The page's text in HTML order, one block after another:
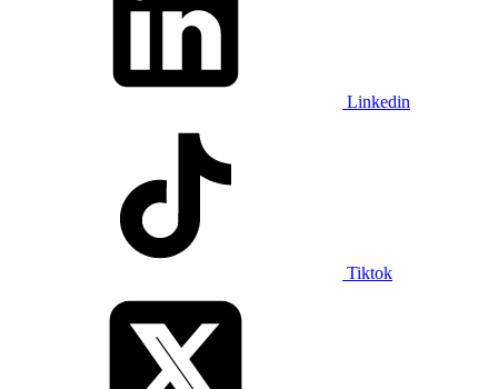
Linkedin
Tiktok